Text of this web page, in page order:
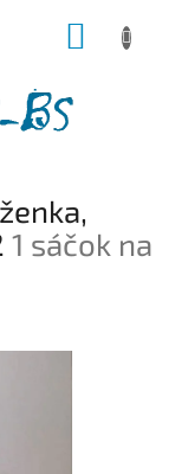
1 sáčok na